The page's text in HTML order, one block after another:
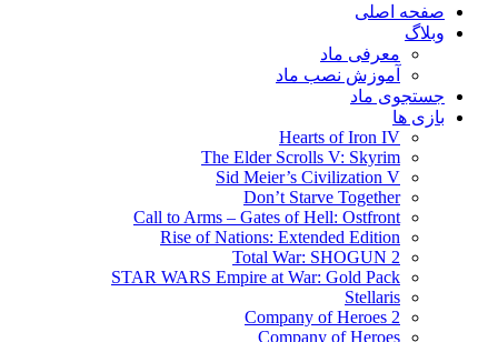
صفحه اصلی
وبلاگ
معرفی ماد
آموزش نصب ماد
جستجوی ماد
بازی ها
Hearts of Iron IV
The Elder Scrolls V: Skyrim
Sid Meier’s Civilization V
Don’t Starve Together
Call to Arms – Gates of Hell: Ostfront
Rise of Nations: Extended Edition
Total War: SHOGUN 2
STAR WARS Empire at War: Gold Pack
Stellaris
Company of Heroes 2
Company of Heroes